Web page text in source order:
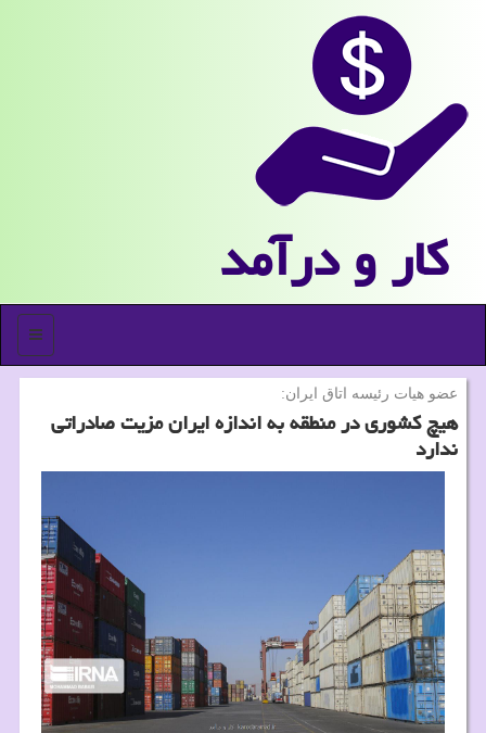
كار و درآمد
منو
عضو هیات رئیسه اتاق ایران:
هیچ كشوری در منطقه به اندازه ایران مزیت صادراتی
ندارد